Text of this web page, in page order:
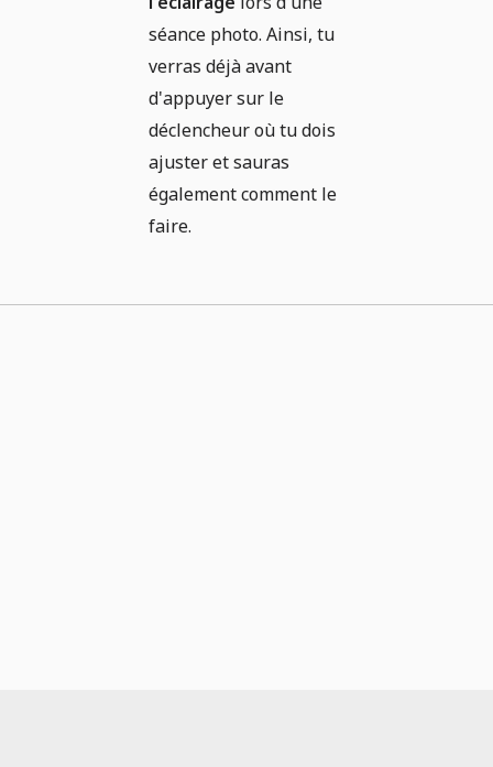
séance photo. Ainsi, tu
verras déjà avant
d'appuyer sur le
déclencheur où tu dois
ajuster et sauras
également comment le
faire.